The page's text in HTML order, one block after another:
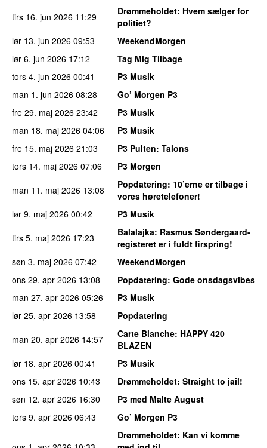
tirs 16. jun 2026 11:29 Drømmeholdet: Hvem sælger for
politiet?
lør 13. jun 2026 09:53
WeekendMorgen
lør 6. jun 2026 17:12
Tag Mig Tilbage
tors 4. jun 2026 00:41
P3 Musik
man 1. jun 2026 08:28
Go’ Morgen P3
fre 29. maj 2026 23:42
P3 Musik
man 18. maj 2026 04:06
P3 Musik
fre 15. maj 2026 21:03 P3 Pulten: Talons
tors 14. maj 2026 07:06
P3 Morgen
man 11. maj 2026 13:08 Popdatering: 10’erne er tilbage i
vores høretelefoner!
lør 9. maj 2026 00:42
P3 Musik
tirs 5. maj 2026 17:23 Balalajka: Rasmus Søndergaard-
registeret er i fuldt firspring!
søn 3. maj 2026 07:42
WeekendMorgen
ons 29. apr 2026 13:08 Popdatering: Gode onsdagsvibes
man 27. apr 2026 05:26
P3 Musik
lør 25. apr 2026 13:58
Popdatering
man 20. apr 2026 14:57 Carte Blanche: HAPPY 420
BLAZEN
lør 18. apr 2026 00:41
P3 Musik
ons 15. apr 2026 10:43 Drømmeholdet: Straight to jail!
søn 12. apr 2026 16:30
P3 med Malte August
tors 9. apr 2026 06:43 Go’ Morgen P3
Drømmeholdet: Kan vi komme